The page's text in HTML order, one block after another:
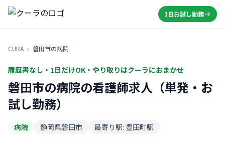
1日お試し勤務
CURA › 磐田市の病院
履歴書なし・1日だけOK・やり取りはクーラにおまかせ
磐田市の病院の看護師求人（単発・お
試し勤務）
病院 静岡県磐田市 最寄り駅: 豊田町駅